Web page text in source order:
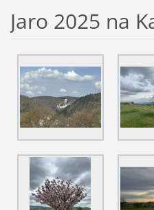
Jaro 2025 na